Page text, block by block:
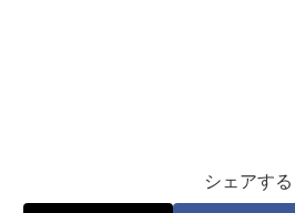
シェアする